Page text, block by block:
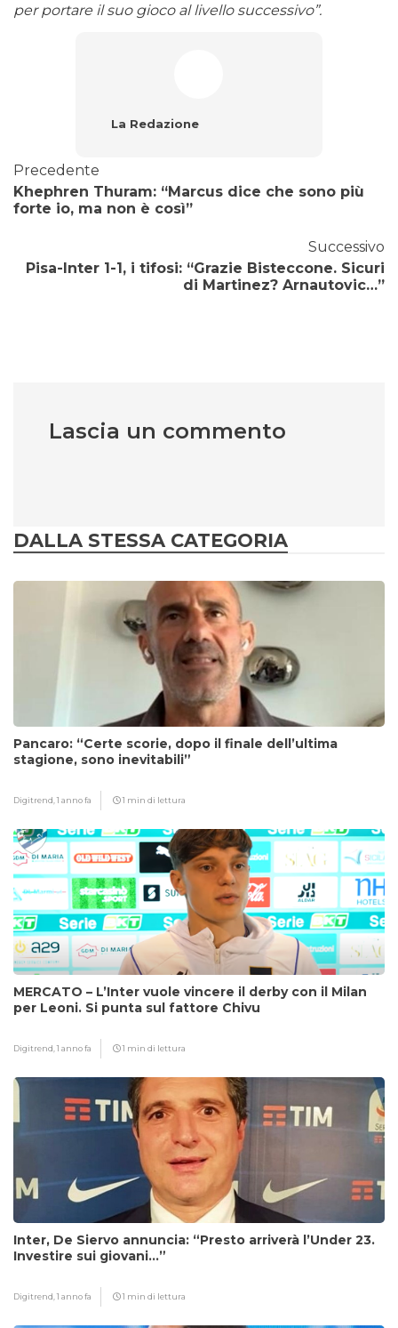
per portare il suo gioco al livello successivo”.
La Redazione
Precedente
Khephren Thuram: “Marcus dice che sono più
forte io, ma non è così”
Successivo
Pisa-Inter 1-1, i tifosi: “Grazie Bisteccone. Sicuri
di Martinez? Arnautovic…”
Lascia un commento
DALLA STESSA CATEGORIA
Pancaro: “Certe scorie, dopo il finale dell’ultima
stagione, sono inevitabili”
Digitrend,1 anno fa 1 min di lettura
MERCATO – L’Inter vuole vincere il derby con il Milan
per Leoni. Si punta sul fattore Chivu
Digitrend,1 anno fa 1 min di lettura
Inter, De Siervo annuncia: “Presto arriverà l’Under 23.
Investire sui giovani…”
Digitrend,1 anno fa 1 min di lettura